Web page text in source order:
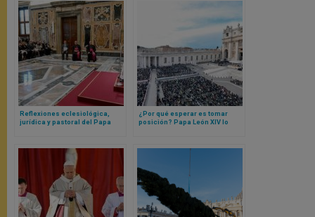
Reflexiones eclesiológica,
jurídica y pastoral del Papa
¿Por qué esperar es tomar
posición? Papa León XIV lo